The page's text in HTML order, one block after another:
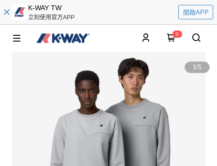
K-WAY TW
立刻使用官方APP
開啟APP
0
1/5